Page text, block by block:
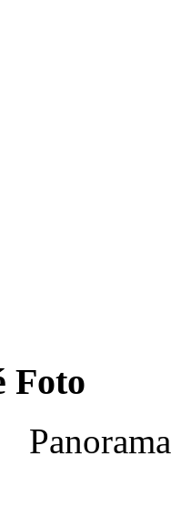
Foto